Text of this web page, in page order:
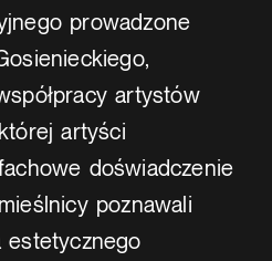
prowadzone
artystów
artyści
doświadczenie
poznawali
estetycznego